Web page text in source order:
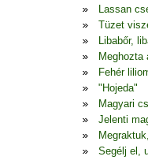
Lassan
Tüzet
Libabőr,
Meghozta
Fehér
"Hojeda"
Magyari
Jelenti
Segélj el,